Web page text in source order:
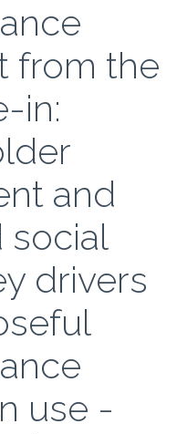
from the
in:
and
social
drivers
use -